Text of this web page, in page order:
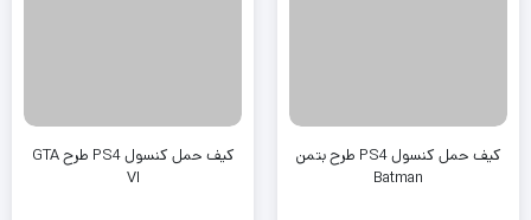
کیف حمل کنسول PS4 طرح بتمن
Batman
کیف حمل کنسول PS4 طرح GTA
VI